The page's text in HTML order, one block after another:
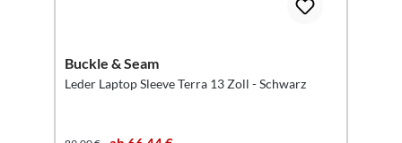
Buckle & Seam
Leder Laptop Sleeve Terra 13 Zoll - Schwarz